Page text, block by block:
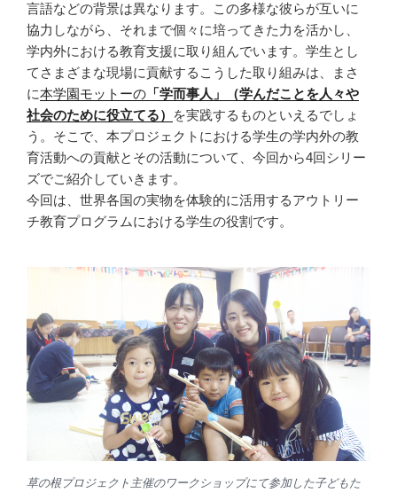
言語などの背景は異なります。この多様な彼らが互いに
協力しながら、それまで個々に培ってきた力を活かし、
学内外における教育支援に取り組んでいます。学生とし
てさまざまな現場に貢献するこうした取り組みは、まさ
に本学園モットーの 「学而事人」（学んだことを人々や
社会のために役立てる）
を実践するものといえるでしょ
う。そこで、本プロジェクトにおける学生の学内外の教
育活動への貢献とその活動について、今回から4回シリー
ズでご紹介していきます。
今回は、世界各国の実物を体験的に活用するアウトリー
チ教育プログラムにおける学生の役割です。
草の根プロジェクト主催のワークショップにて参加した子どもた